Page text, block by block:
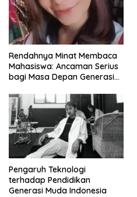
Rendahnya Minat Membaca
Mahasiswa: Ancaman Serius
bagi Masa Depan Generasi
Pengaruh Teknologi
terhadap Pendidikan
Generasi Muda Indonesia